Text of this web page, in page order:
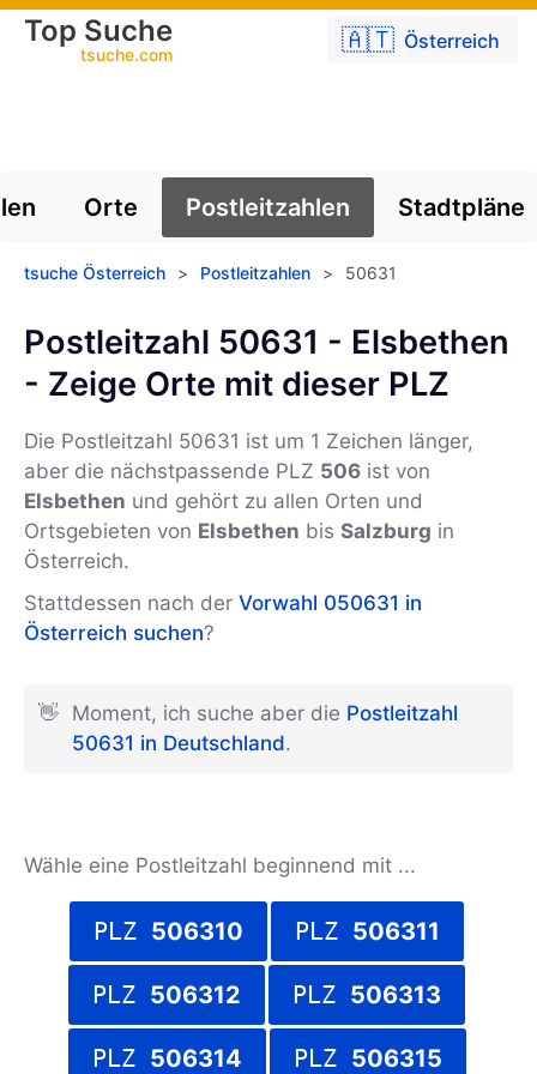
🇦🇹 Österreich
Top Suche
tsuche.com
Orte Postleitzahlen Stadtpläne
tsuche Österreich > Postleitzahlen > 50631
Postleitzahl 50631 - Elsbethen
- Zeige Orte mit dieser PLZ
Die Postleitzahl 50631 ist um 1 Zeichen länger,
aber die nächstpassende PLZ 506 ist von
Elsbethen und gehört zu allen Orten und
Ortsgebieten von Elsbethen bis Salzburg in
Österreich.
Stattdessen nach der Vorwahl 050631 in
Österreich suchen?
👋 Moment, ich suche aber die Postleitzahl
50631 in Deutschland.
Wähle eine Postleitzahl beginnend mit ...
PLZ 506310 PLZ 506311
PLZ 506312 PLZ 506313
PLZ 506314 PLZ 506315